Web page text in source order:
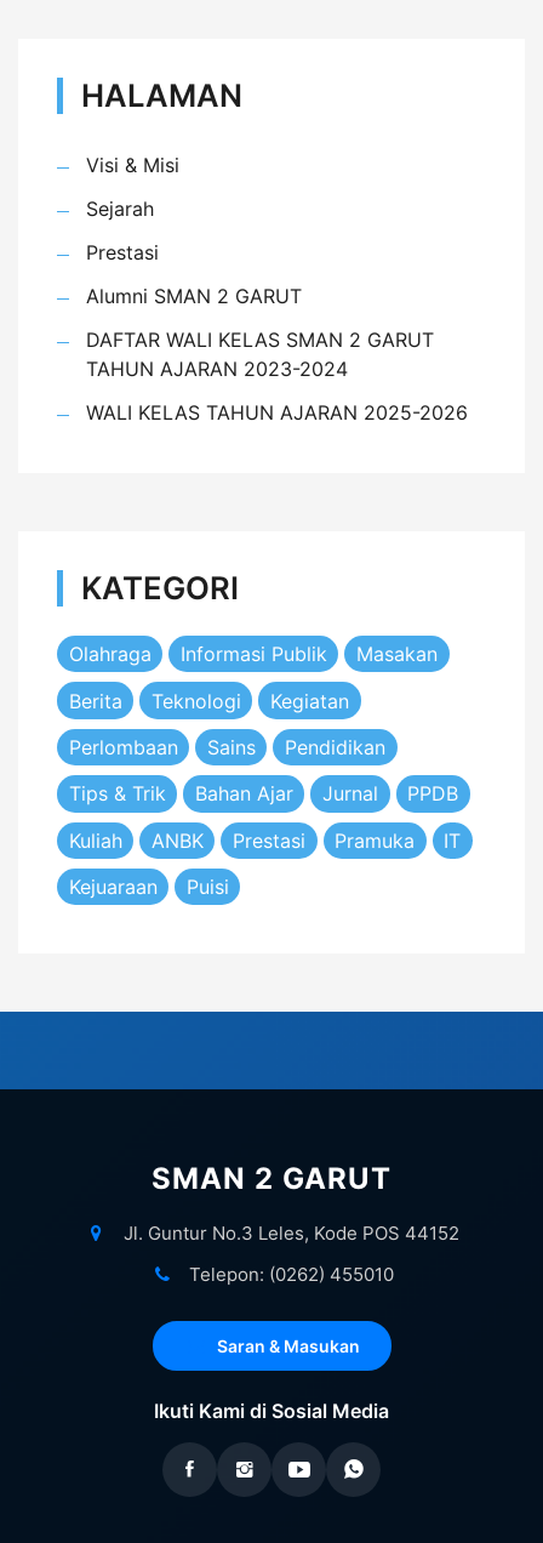
HALAMAN
Visi & Misi
Sejarah
Prestasi
Alumni SMAN 2 GARUT
DAFTAR WALI KELAS SMAN 2 GARUT
TAHUN AJARAN 2023-2024
WALI KELAS TAHUN AJARAN 2025-2026
KATEGORI
Olahraga Informasi Publik
Masakan
Berita
Teknologi
Kegiatan
Perlombaan
Sains
Pendidikan
Tips & Trik
Bahan Ajar Jurnal
PPDB
Kuliah
ANBK Prestasi Pramuka
IT
Kejuaraan
Puisi
SMAN 2 GARUT
Jl. Guntur No.3 Leles, Kode POS 44152
Telepon: (0262) 455010
Saran & Masukan
Ikuti Kami di Sosial Media